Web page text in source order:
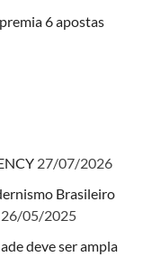
6 apostas
27/07/2026
Brasileiro
26/05/2025
deve ser ampla